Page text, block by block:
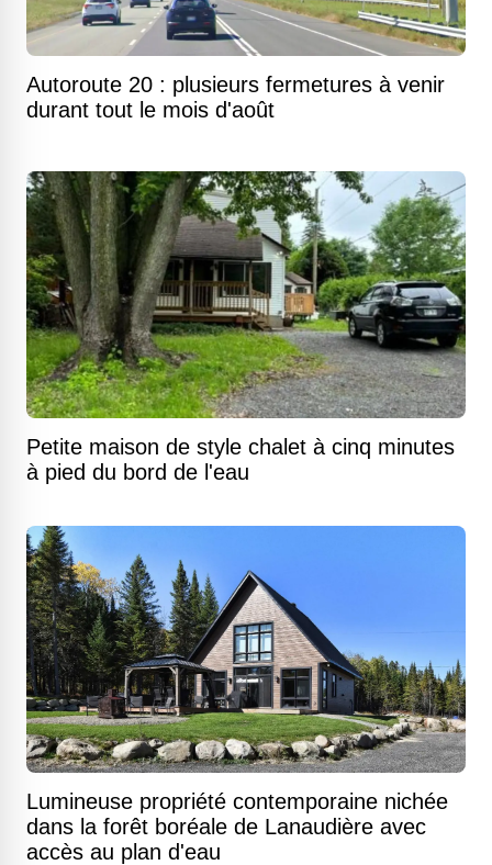
Autoroute 20 : plusieurs fermetures à venir
durant tout le mois d'août
Petite maison de style chalet à cinq minutes
à pied du bord de l'eau
Lumineuse propriété contemporaine nichée
dans la forêt boréale de Lanaudière avec
accès au plan d'eau